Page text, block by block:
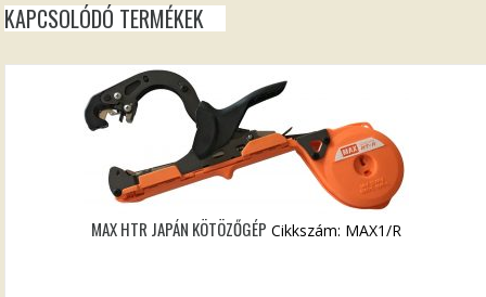
KAPCSOLÓDÓ TERMÉKEK
MAX HTR JAPÁN KÖTÖZŐGÉP Cikkszám: MAX1/R